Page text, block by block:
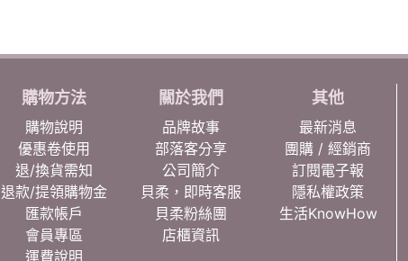
購物方法
購物說明
優惠卷使用
退/換貨需知
退款/提領購物金
匯款帳戶
會員專區
運費說明
關於我們
品牌故事
部落客分享
公司簡介
貝柔，即時客服
貝柔粉絲團
店櫃資訊
其他
最新消息
團購 / 經銷商
訂閱電子報
隱私權政策
生活KnowHow